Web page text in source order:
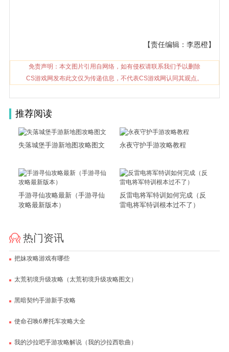
【责任编辑：李恩橙】
免责声明：本文图片引用自网络，如有侵权请联系我们予以删除
CS游戏网发布此文仅为传递信息，不代表CS游戏网认同其观点。
推荐阅读
失落城堡手游新地图攻略图文 永夜守护手游攻略教程
手游寻仙攻略最新（手游寻仙
攻略最新版本）
反雷电将军特训如何完成（反
雷电将军特训根本过不了）
热门资讯
把妹攻略游戏有哪些
太荒初境升级攻略（太荒初境升级攻略图文）
黑暗契约手游新手攻略
使命召唤6摩托车攻略大全
我的沙拉吧手游攻略解说（我的沙拉西歌曲）